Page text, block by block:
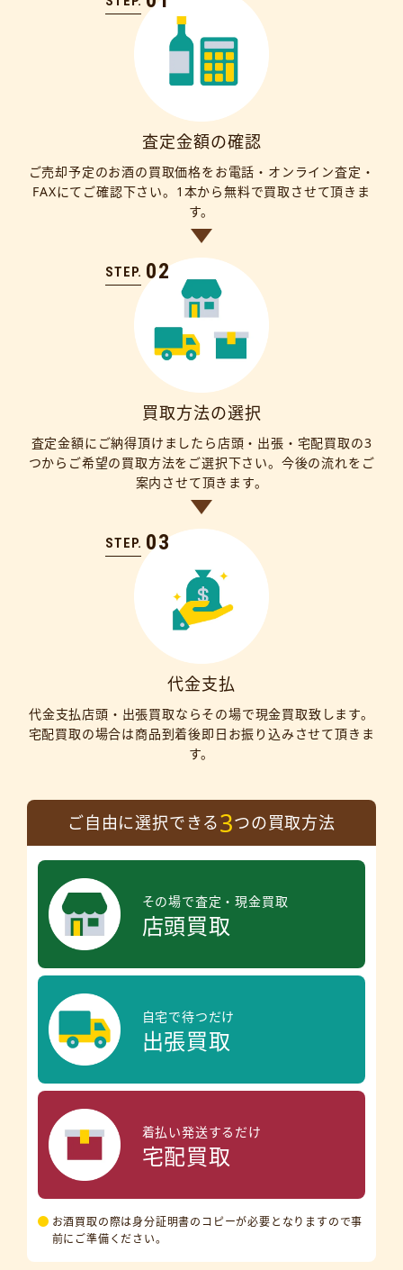
査定金額の確認
ご売却予定のお酒の買取価格をお電話・オンライン査定・
FAXにてご確認下さい。1本から無料で買取させて頂きま
す。
STEP. 02
買取方法の選択
査定金額にご納得頂けましたら店頭・出張・宅配買取の3
つからご希望の買取方法をご選択下さい。今後の流れをご
案内させて頂きます。
STEP. 03
代金支払
代金支払店頭・出張買取ならその場で現金買取致します。
宅配買取の場合は商品到着後即日お振り込みさせて頂きま
す。
ご自由に選択できる3つの買取方法
その場で査定・現金買取
店頭買取
自宅で待つだけ
出張買取
着払い発送するだけ
宅配買取
お酒買取の際は身分証明書のコピーが必要となりますので事
前にご準備ください。